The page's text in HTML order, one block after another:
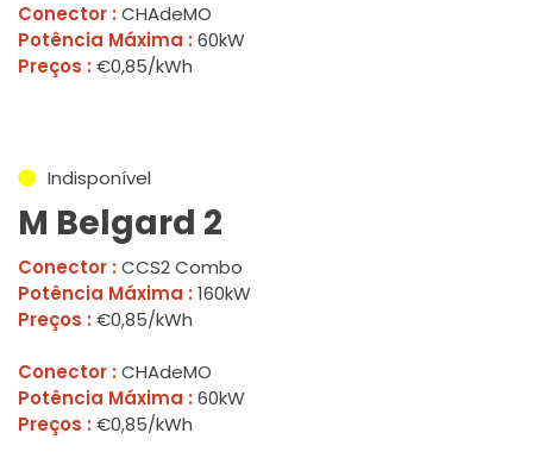
Conector : CHAdeMO
Potência Máxima : 60kW
Preços : €0,85/kWh
Indisponível
M Belgard 2
Conector : CCS2 Combo
Potência Máxima : 160kW
Preços : €0,85/kWh
Conector : CHAdeMO
Potência Máxima : 60kW
Preços : €0,85/kWh